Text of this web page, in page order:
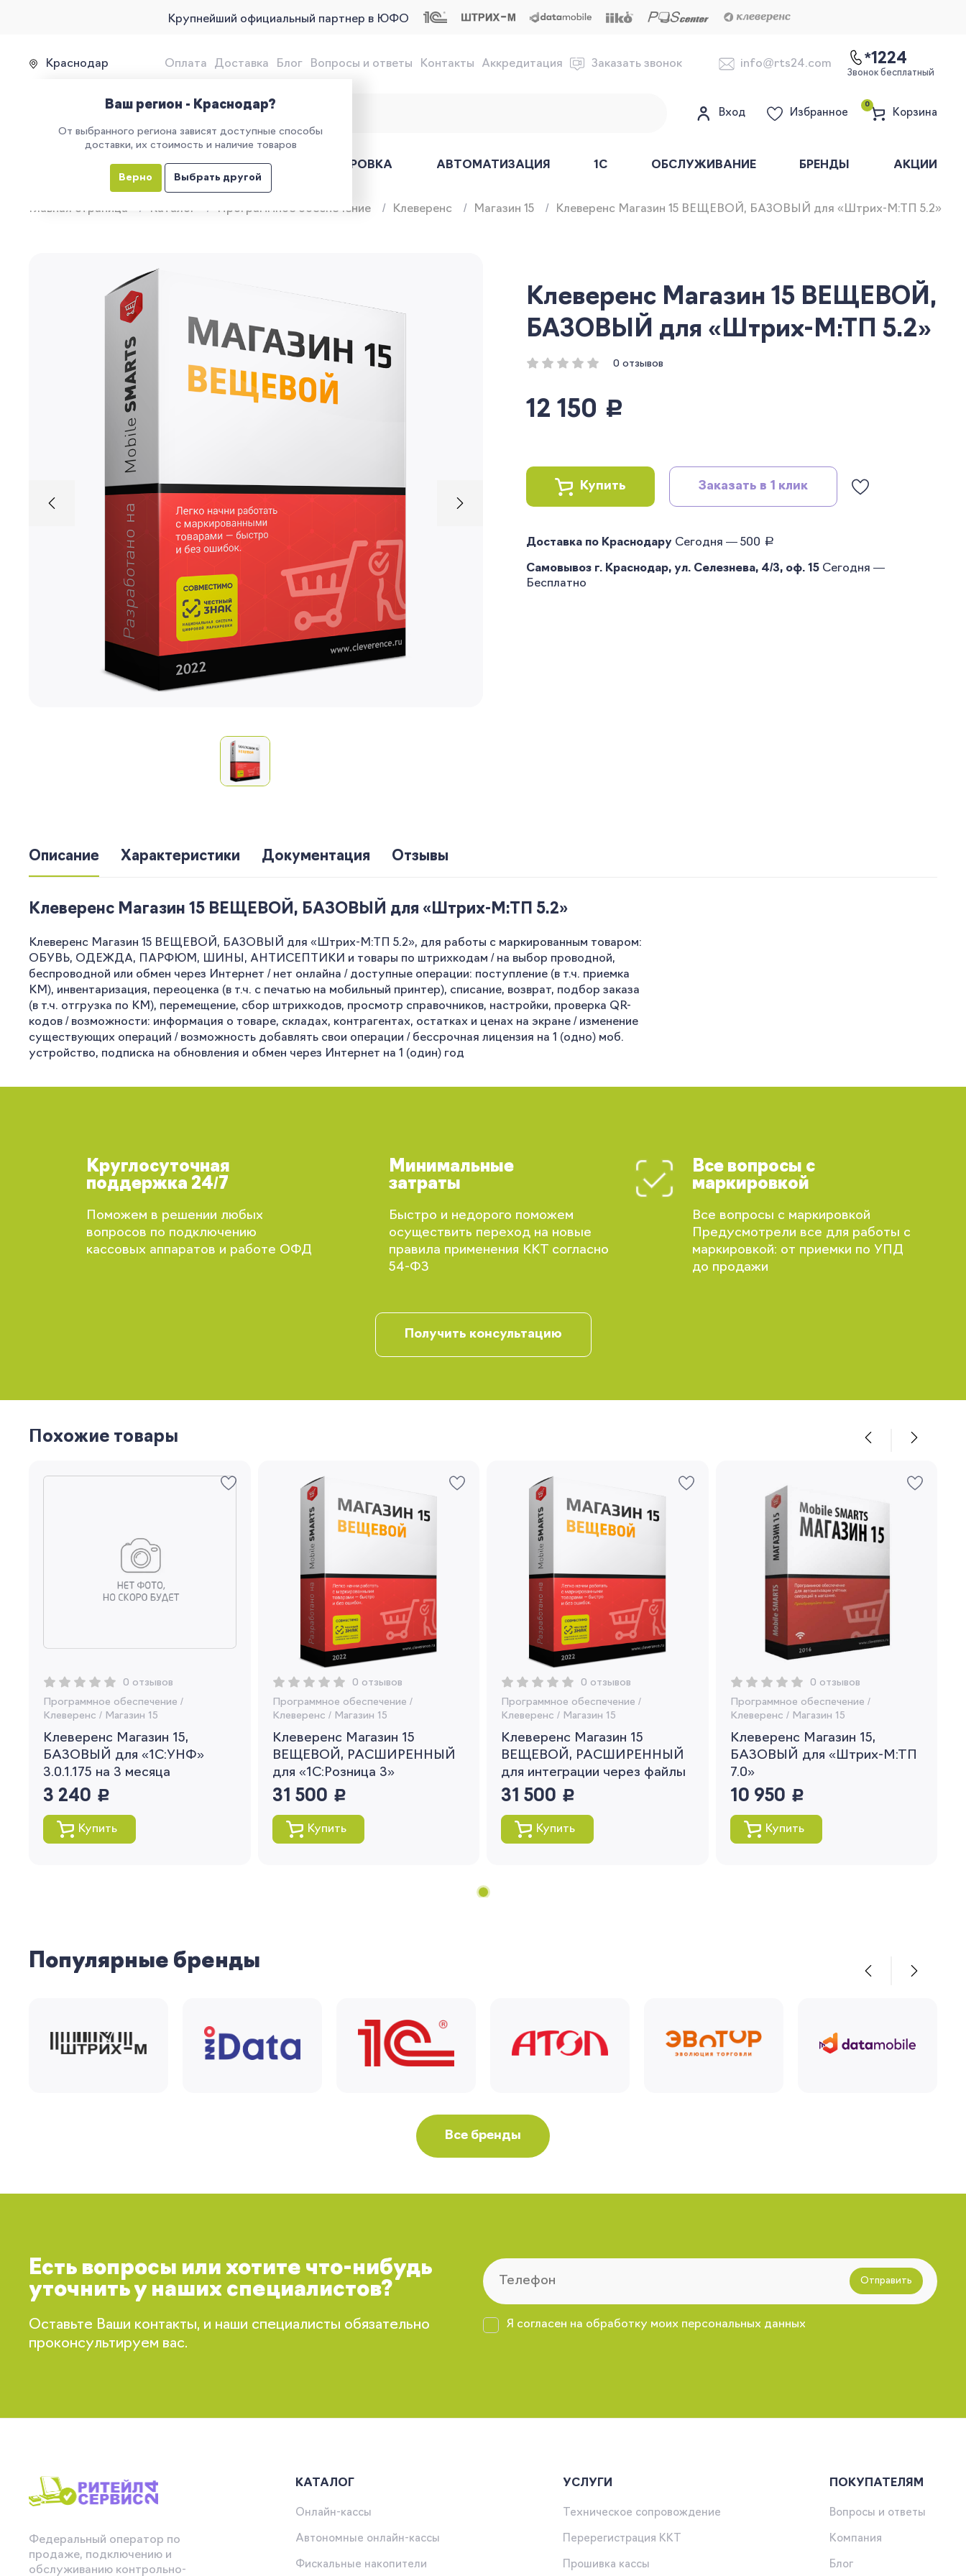
Крупнейший официальный партнер в ЮФО
Краснодар Оплата Доставка Блог Вопросы и ответы Контакты Аккредитация Заказать звонок info@rts24.com *1224
Звонок бесплатный
Продажа, подключение и обслуживание онлайн-касс
Вход Избранное
0
Корзина
УСЛУГИ ЕГАИС МАРКИРОВКА АВТОМАТИЗАЦИЯ 1С ОБСЛУЖИВАНИЕ БРЕНДЫ АКЦИИ
Главная страница Каталог Программное обеспечение Клеверенс Магазин 15 Клеверенс Магазин 15 ВЕЩЕВОЙ, БАЗОВЫЙ для «Штрих-М:ТП 5.2»
Клеверенс Магазин 15 ВЕЩЕВОЙ,
БАЗОВЫЙ для «Штрих-М:ТП 5.2»
0 отзывов
12 150 руб.
Купить Заказать в 1 клик
Доставка по Краснодару Сегодня — 500 руб.
Самовывоз г. Краснодар, ул. Селезнева, 4/3, оф. 15 Сегодня —
Бесплатно
Описание Характеристики Документация Отзывы
Клеверенс Магазин 15 ВЕЩЕВОЙ, БАЗОВЫЙ для «Штрих-М:ТП 5.2»
Клеверенс Магазин 15 ВЕЩЕВОЙ, БАЗОВЫЙ для «Штрих-М:ТП 5.2», для работы с маркированным товаром:
ОБУВЬ, ОДЕЖДА, ПАРФЮМ, ШИНЫ, АНТИСЕПТИКИ и товары по штрихкодам / на выбор проводной,
беспроводной или обмен через Интернет / нет онлайна / доступные операции: поступление (в т.ч. приемка
КМ), инвентаризация, переоценка (в т.ч. с печатью на мобильный принтер), списание, возврат, подбор заказа
(в т.ч. отгрузка по КМ), перемещение, сбор штрихкодов, просмотр справочников, настройки, проверка QR-
кодов / возможности: информация о товаре, складах, контрагентах, остатках и ценах на экране / изменение
существующих операций / возможность добавлять свои операции / бессрочная лицензия на 1 (одно) моб.
устройство, подписка на обновления и обмен через Интернет на 1 (один) год
Круглосуточная
поддержка 24/7
Поможем в решении любых
вопросов по подключению
кассовых аппаратов и работе ОФД
Минимальные
затраты
Быстро и недорого поможем
осуществить переход на новые
правила применения ККТ согласно
54-ФЗ
Все вопросы с
маркировкой
Все вопросы с маркировкой
Предусмотрели все для работы с
маркировкой: от приемки по УПД
до продажи
Получить консультацию
Похожие товары
0 отзывов
Программное обеспечение /
Клеверенс / Магазин 15
Клеверенс Магазин 15,
БАЗОВЫЙ для «1С:УНФ»
3.0.1.175 на 3 месяца
3 240 руб.
Купить
0 отзывов
Программное обеспечение /
Клеверенс / Магазин 15
Клеверенс Магазин 15
ВЕЩЕВОЙ, РАСШИРЕННЫЙ
для «1С:Розница 3»
31 500 руб.
Купить
0 отзывов
Программное обеспечение /
Клеверенс / Магазин 15
Клеверенс Магазин 15
ВЕЩЕВОЙ, РАСШИРЕННЫЙ
для интеграции через файлы
31 500 руб.
Купить
0 отзывов
Программное обеспечение /
Клеверенс / Магазин 15
Клеверенс Магазин 15,
БАЗОВЫЙ для «Штрих-М:ТП
7.0»
10 950 руб.
Купить
Популярные бренды
Все бренды
Есть вопросы или хотите что-нибудь
уточнить у наших специалистов?
Оставьте Ваши контакты, и наши специалисты обязательно
проконсультируем вас.
Отправить
Я согласен на обработку моих персональных данных
Федеральный оператор по
продаже, подключению и
обслуживанию контрольно-
КАТАЛОГ
Онлайн-кассы
Автономные онлайн-кассы
Фискальные накопители
УСЛУГИ
Техническое сопровождение
Перерегистрация ККТ
Прошивка кассы
ПОКУПАТЕЛЯМ
Вопросы и ответы
Компания
Блог
заказов и получать индивидуальные
рекомендации
Я согласен на обработку моих
персональных данных
Запомнить меня
Вы сможете отслеживать статус своих
заказов и получать индивидуальные
Ваш регион - Краснодар?
От выбранного региона зависят доступные способы
доставки, их стоимость и наличие товаров
Верно Выбрать другой